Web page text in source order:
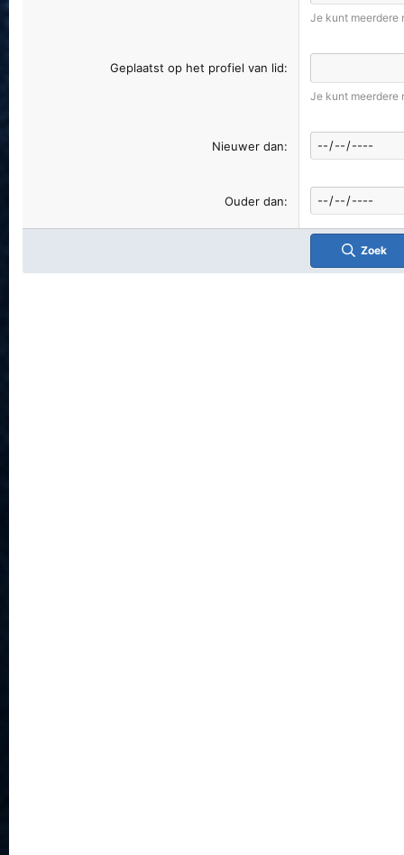
Je kunt meerdere
Geplaatst op het profiel van lid
Je kunt meerdere
Nieuwer dan
Ouder dan
Zoek